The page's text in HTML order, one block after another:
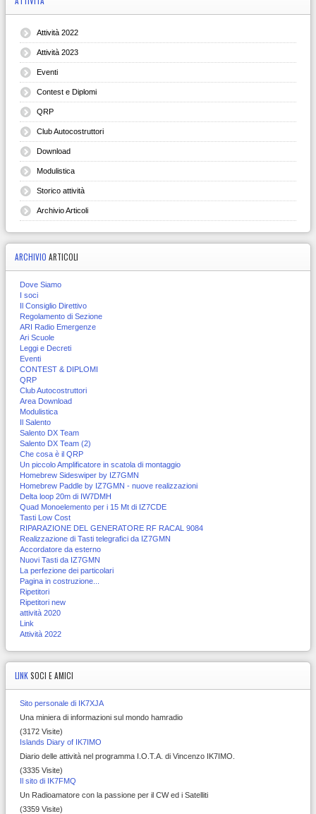
Attività 2022
Attività 2023
Eventi
Contest e Diplomi
QRP
Club Autocostruttori
Download
Modulistica
Storico attività
Archivio Articoli
ARCHIVIO ARTICOLI
Dove Siamo
I soci
Il Consiglio Direttivo
Regolamento di Sezione
ARI Radio Emergenze
Ari Scuole
Leggi e Decreti
Eventi
CONTEST & DIPLOMI
QRP
Club Autocostruttori
Area Download
Modulistica
Il Salento
Salento DX Team
Salento DX Team (2)
Che cosa è il QRP
Un piccolo Amplificatore in scatola di montaggio
Homebrew Sideswiper by IZ7GMN
Homebrew Paddle by IZ7GMN - nuove realizzazioni
Delta loop 20m di IW7DMH
Quad Monoelemento per i 15 Mt di IZ7CDE
Tasti Low Cost
RIPARAZIONE DEL GENERATORE RF RACAL 9084
Realizzazione di Tasti telegrafici da IZ7GMN
Accordatore da esterno
Nuovi Tasti da IZ7GMN
La perfezione dei particolari
Pagina in costruzione...
Ripetitori
Ripetitori new
attività 2020
Link
Attività 2022
LINK SOCI E AMICI
Sito personale di IK7XJA
Una miniera di informazioni sul mondo hamradio
(3172 Visite)
Islands Diary of IK7IMO
Diario delle attività nel programma I.O.T.A. di Vincenzo IK7IMO.
(3335 Visite)
Il sito di IK7FMQ
Un Radioamatore con la passione per il CW ed i Satelliti
(3359 Visite)